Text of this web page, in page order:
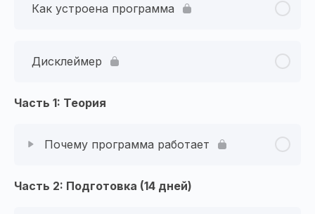
Как устроена программа
Дисклеймер
Часть 1: Теория
Почему программа работает
Часть 2: Подготовка (14 дней)